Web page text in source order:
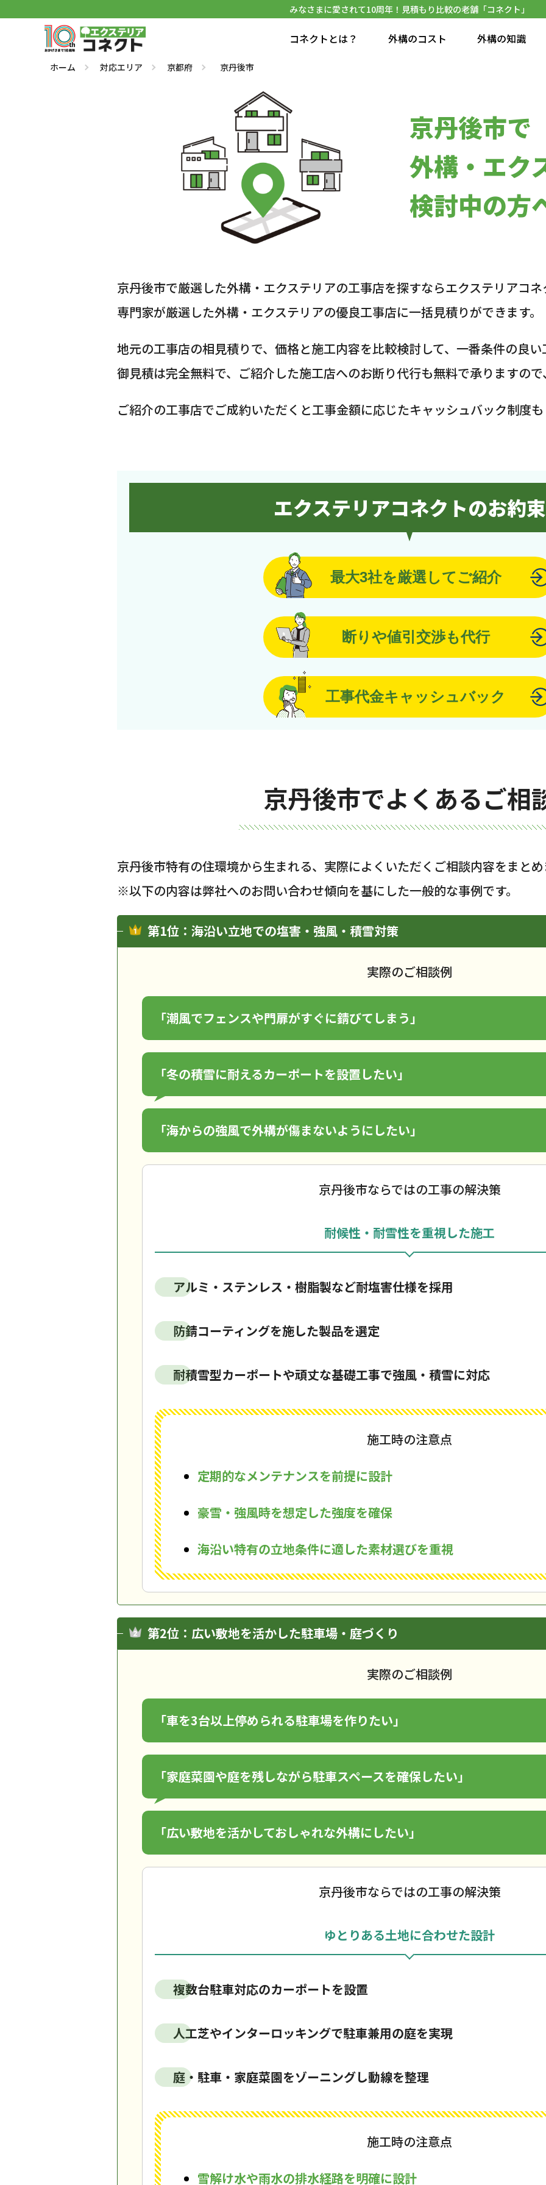
みなさまに愛されて10周年！見積もり比較の老舗「コネクト」
コネクトとは？ 外構のコスト 外構の知識
ホーム 対応エリア 京都府 京丹後市
京丹後市で
外構・エク
検討中の方
京丹後市で厳選した外構・エクステリアの工事店を探すならエクステリアコ
専門家が厳選した外構・エクステリアの優良工事店に一括見積りができます。
地元の工事店の相見積りで、価格と施工内容を比較検討して、一番条件の良
御見積は完全無料で、ご紹介した施工店へのお断り代行も無料で承りますの
ご紹介の工事店でご成約いただくと工事金額に応じたキャッシュバック制度
エクステリアコネクトのお約束
最大3社を厳選してご紹介
断りや値引交渉も代行
工事代金キャッシュバック
京丹後市でよくあるご相
京丹後市特有の住環境から生まれる、実際によくいただくご相談内容をまと
※以下の内容は弊社へのお問い合わせ傾向を基にした一般的な事例です。
第1位：海沿い立地での塩害・強風・積雪対策
実際のご相談例
「潮風でフェンスや門扉がすぐに錆びてしまう」
「冬の積雪に耐えるカーポートを設置したい」
「海からの強風で外構が傷まないようにしたい」
京丹後市ならではの工事の解決策
耐候性・耐雪性を重視した施工
アルミ・ステンレス・樹脂製など耐塩害仕様を採用
防錆コーティングを施した製品を選定
耐積雪型カーポートや頑丈な基礎工事で強風・積雪に対応
施工時の注意点
定期的なメンテナンスを前提に設計
豪雪・強風時を想定した強度を確保
海沿い特有の立地条件に適した素材選びを重視
第2位：広い敷地を活かした駐車場・庭づくり
実際のご相談例
「車を3台以上停められる駐車場を作りたい」
「家庭菜園や庭を残しながら駐車スペースを確保したい」
「広い敷地を活かしておしゃれな外構にしたい」
京丹後市ならではの工事の解決策
ゆとりある土地に合わせた設計
複数台駐車対応のカーポートを設置
人工芝やインターロッキングで駐車兼用の庭を実現
庭・駐車・家庭菜園をゾーニングし動線を整理
施工時の注意点
雪解け水や雨水の排水経路を明確に設計